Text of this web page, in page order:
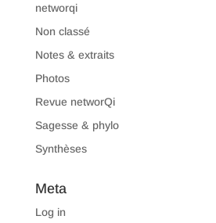
networqi
Non classé
Notes & extraits
Photos
Revue networQi
Sagesse & phylo
Synthèses
Meta
Log in